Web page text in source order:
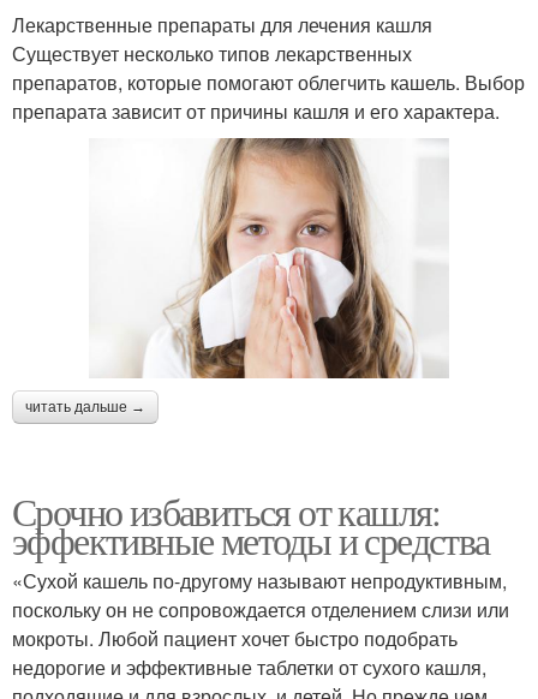
Лекарственные препараты для лечения кашля
Существует несколько типов лекарственных
препаратов, которые помогают облегчить кашель. Выбор
препарата зависит от причины кашля и его характера.
читать дальше →
Срочно избавиться от кашля:
эффективные методы и средства
«Сухой кашель по-другому называют непродуктивным,
поскольку он не сопровождается отделением слизи или
мокроты. Любой пациент хочет быстро подобрать
недорогие и эффективные таблетки от сухого кашля,